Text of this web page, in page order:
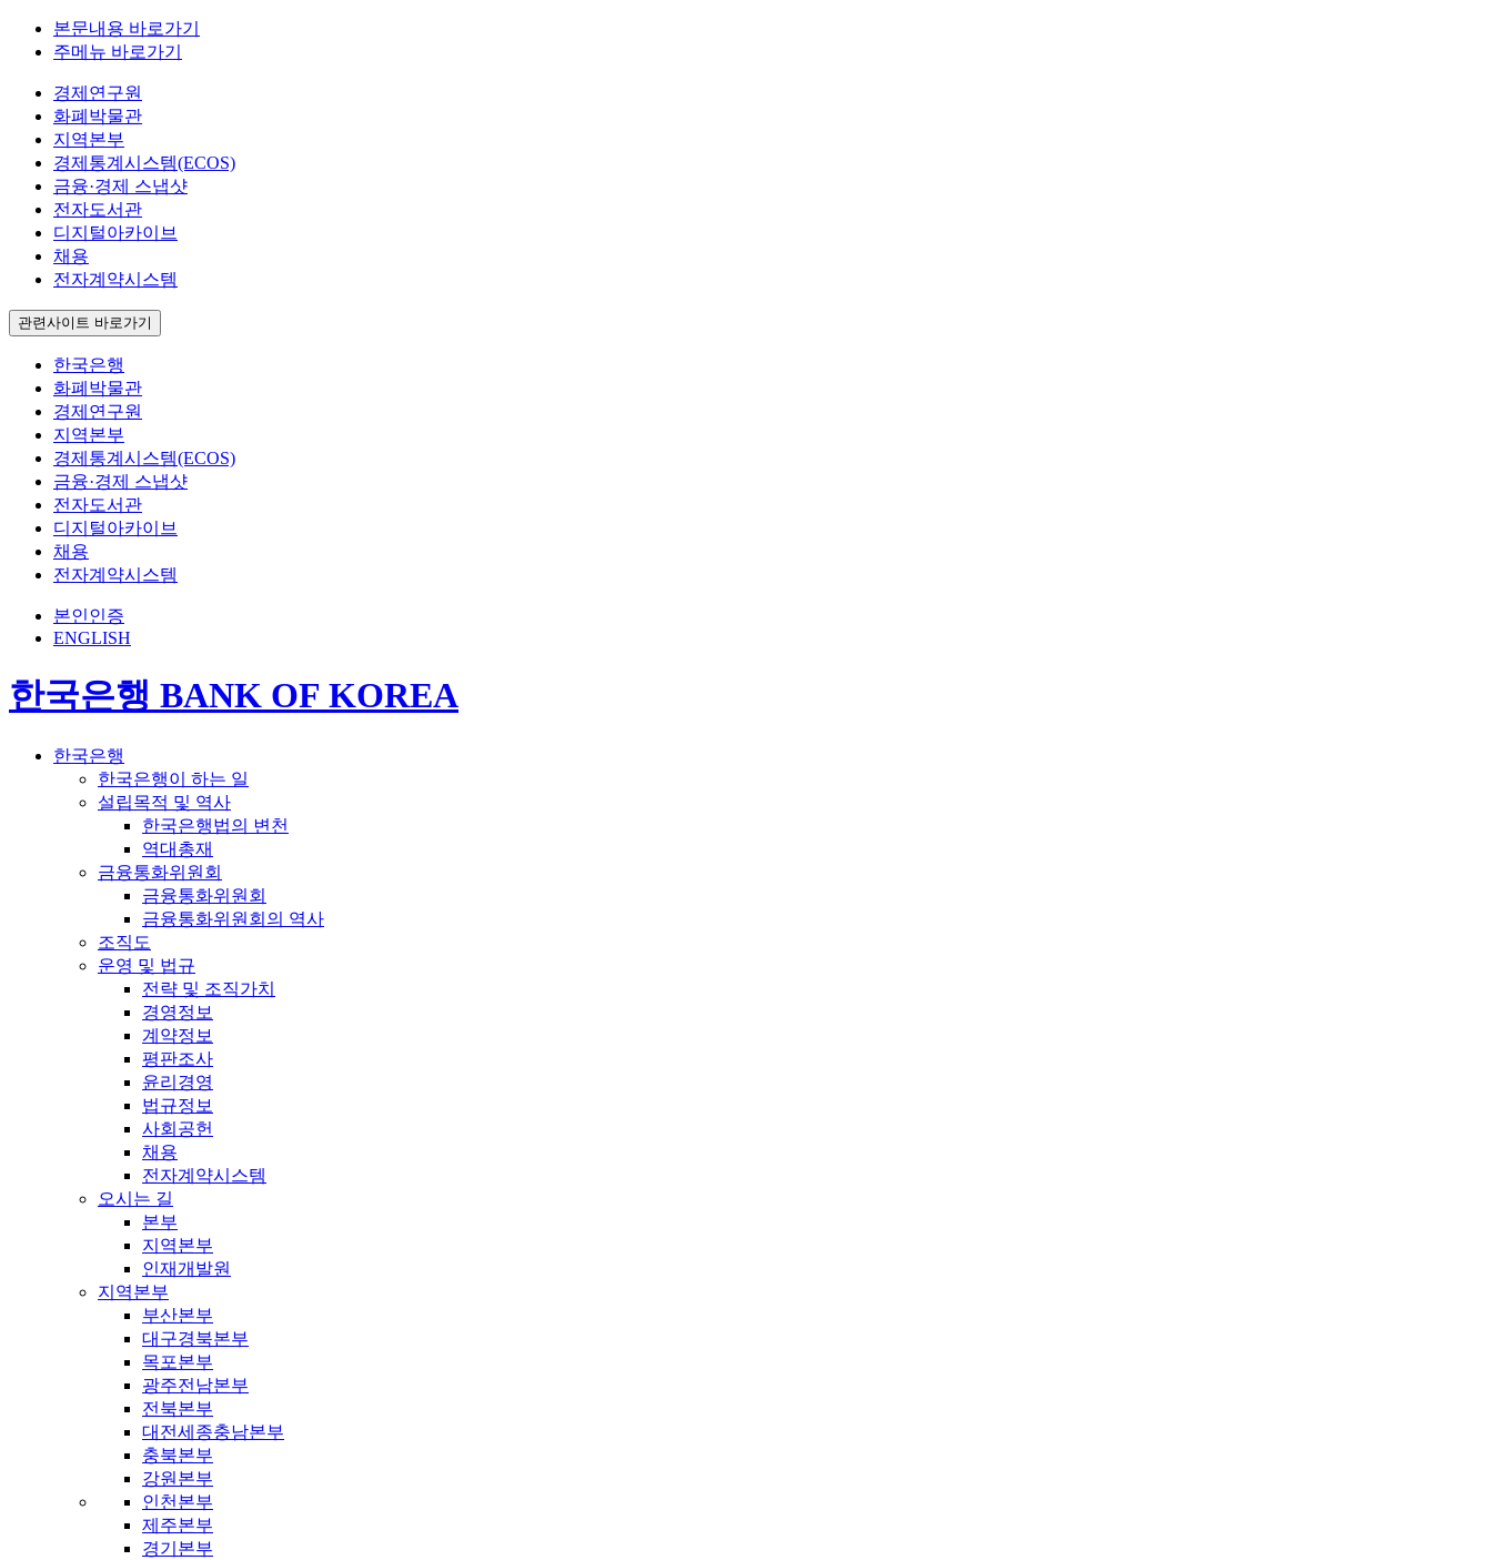
본문내용 바로가기
주메뉴 바로가기
경제연구원
화폐박물관
지역본부
경제통계시스템(ECOS)
금융·경제 스냅샷
전자도서관
디지털아카이브
채용
전자계약시스템
관련사이트 바로가기
한국은행
화폐박물관
경제연구원
지역본부
경제통계시스템(ECOS)
금융·경제 스냅샷
전자도서관
디지털아카이브
채용
전자계약시스템
본인인증
ENGLISH
한국은행 BANK OF KOREA
한국은행
한국은행이 하는 일
설립목적 및 역사
한국은행법의 변천
역대총재
금융통화위원회
금융통화위원회
금융통화위원회의 역사
조직도
운영 및 법규
전략 및 조직가치
경영정보
계약정보
평판조사
윤리경영
법규정보
사회공헌
채용
전자계약시스템
오시는 길
본부
지역본부
인재개발원
지역본부
부산본부
대구경북본부
목포본부
광주전남본부
전북본부
대전세종충남본부
충북본부
강원본부
인천본부
제주본부
경기본부